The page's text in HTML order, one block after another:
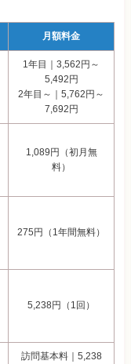
月額料金
1年目｜3,562円～
5,492円
2年目～｜5,762円～
7,692円
1,089円（初月無
料）
275円（1年間無料）
5,238円（1回）
訪問基本料｜5,238